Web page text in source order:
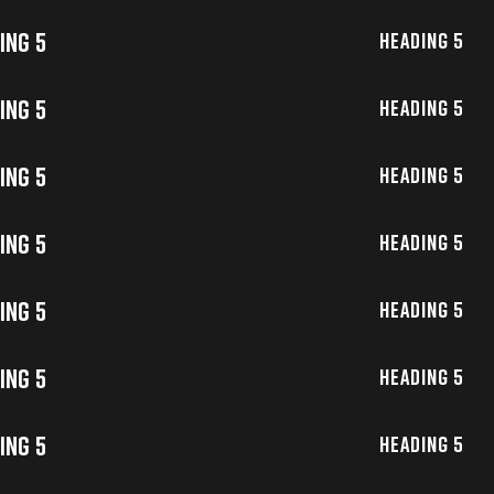
5 Heading 5
5 Heading 5
5 Heading 5
5 Heading 5
5 Heading 5
5 Heading 5
5 Heading 5